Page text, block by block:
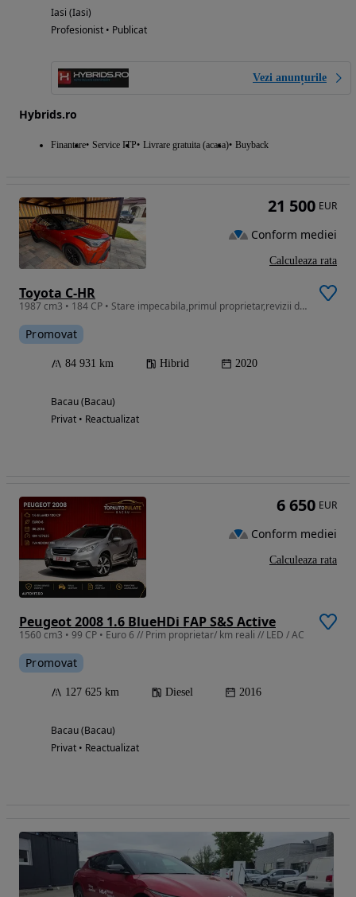
Iasi (Iasi)
Profesionist • Publicat
Vezi anunțurile
Hybrids.ro
Finantare Service ITP Livrare gratuita (acasa) Buyback
Toyota C-HR
1987 cm3 • 184 CP • Stare impecabila,primul proprietar,revizii doar la reprezentanta
Promovat
84 931 km Hibrid 2020
Bacau (Bacau)
Privat • Reactualizat
21 500 EUR
Conform mediei
Calculeaza rata
Peugeot 2008 1.6 BlueHDi FAP S&S Active
1560 cm3 • 99 CP • Euro 6 // Prim proprietar/ km reali // LED / AC
Promovat
127 625 km Diesel 2016
Bacau (Bacau)
Privat • Reactualizat
6 650 EUR
Conform mediei
Calculeaza rata